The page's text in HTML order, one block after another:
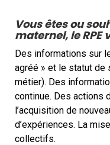
Vous êtes ou
maternel, le RPE
Des informations sur
agréé » et le statut de
métier). Des
continue. Des actions
l’acquisition de
d’expériences. La
collectifs.